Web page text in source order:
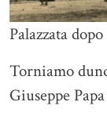
Palazzata
Torniamo
Giuseppe